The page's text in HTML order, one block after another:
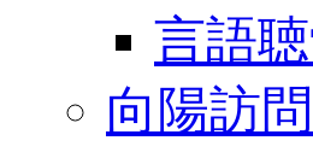
言語
向陽訪